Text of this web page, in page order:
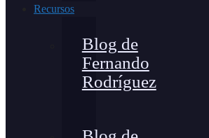
Recursos
Blog de
Fernando
Rodríguez